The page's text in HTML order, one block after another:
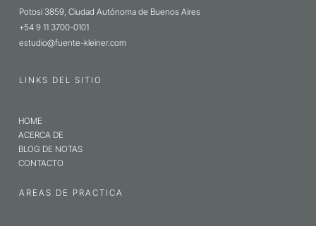
Potosí 3859, Ciudad Autónoma de Buenos Aires
+54 9 11 3700-0101
estudio@fuente-kleiner.com
LINKS DEL SITIO
HOME
ACERCA DE
BLOG DE NOTAS
CONTACTO
AREAS DE PRACTICA